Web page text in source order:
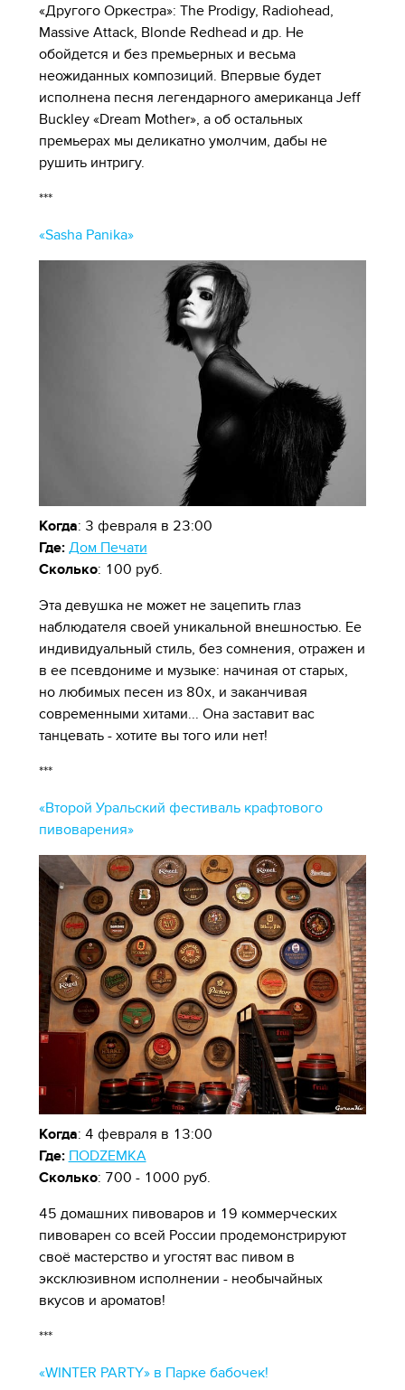
«Другого Оркестра»: The Prodigy, Radiohead,
Massive Attack, Blonde Redhead и др. Не
обойдется и без премьерных и весьма
неожиданных композиций. Впервые будет
исполнена песня легендарного американца Jeff
Buckley «Dream Mother», а об остальных
премьерах мы деликатно умолчим, дабы не
рушить интригу.
***
«Sasha Panika»
Когда: 3 февраля в 23:00
Где: Дом Печати
Сколько: 100 руб.
Эта девушка не может не зацепить глаз
наблюдателя своей уникальной внешностью. Ее
индивидуальный стиль, без сомнения, отражен и
в ее псевдониме и музыке: начиная от старых,
но любимых песен из 80х, и заканчивая
современными хитами... Она заставит вас
танцевать - хотите вы того или нет!
***
«Второй Уральский фестиваль крафтового
пивоварения»
Когда: 4 февраля в 13:00
Где: ПОDZEMKA
Сколько: 700 - 1000 руб.
45 домашних пивоваров и 19 коммерческих
пивоварен со всей России продемонстрируют
своё мастерство и угостят вас пивом в
эксклюзивном исполнении - необычайных
вкусов и ароматов!
***
«WINTER PARTY» в Парке бабочек!